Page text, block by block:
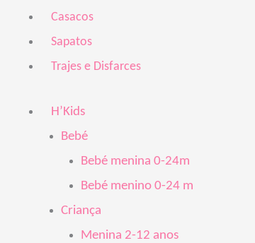
Casacos
Sapatos
Trajes e Disfarces
H’Kids
Bebé
Bebé menina 0-24m
Bebé menino 0-24 m
Criança
Menina 2-12 anos